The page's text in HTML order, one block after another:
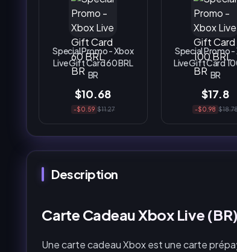
Special Promo - Xbox
Live Gift Card 60 BRL
BR
$10.68
-$0.59 $11.27
Special Promo -
Live Gift Card
BR
$17.8
-$0.98
Description
Carte Cadeau Xbox Live
Une carte cadeau Xbox est une carte